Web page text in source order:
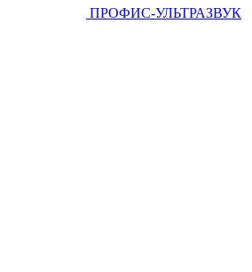
ПРОФИС-УЛЬТРАЗВУК